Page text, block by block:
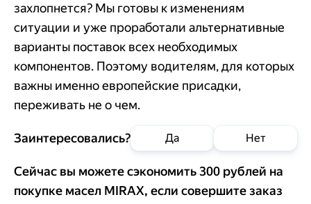
захлопнется? Мы готовы к изменениям
ситуации и уже проработали альтернативные
варианты поставок всех необходимых
компонентов. Поэтому водителям, для которых
важны именно европейские присадки,
переживать не о чем.
Заинтересовались? Да Нет
Сейчас вы можете сэкономить 300 рублей на
покупке масел MIRAX, если совершите заказ